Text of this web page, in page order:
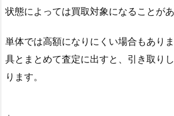
状態によっては買取対象になることがあ
単体では高額になりにくい場合もあり
具とまとめて査定に出すと、引き取り
ります。